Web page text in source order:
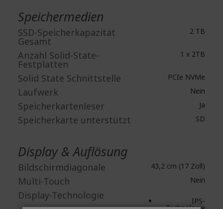
Speichermedien
SSD-Speicherkapazität
Gesamt
2 TB
Anzahl Solid-State-
Festplatten
1 x 2TB
Solid State Schnittstelle PCIe NVMe
Laufwerk Nein
Speicherkartenleser Ja
Speicherkarte unterstützt SD
Display & Auflösung
Bildschirmdiagonale 43,2 cm (17 Zoll)
Multi-Touch Nein
Display-Technologie IPS-